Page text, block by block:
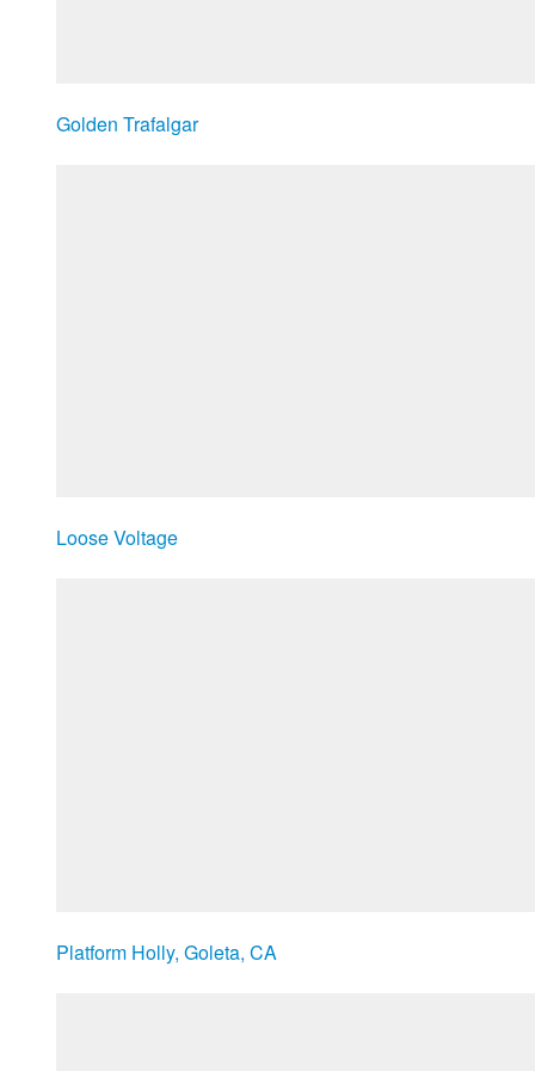
Golden Trafalgar
Loose Voltage
Platform Holly, Goleta, CA